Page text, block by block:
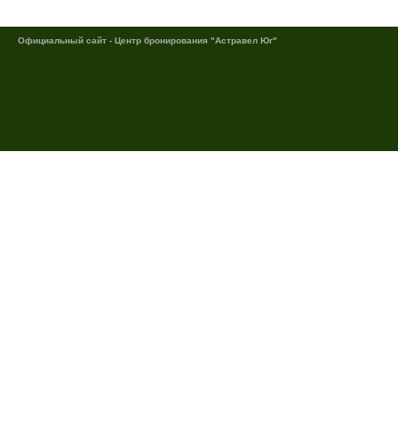
Официальный сайт - Центр бронирования "Астравел Юг"